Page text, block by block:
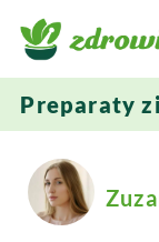
Preparaty